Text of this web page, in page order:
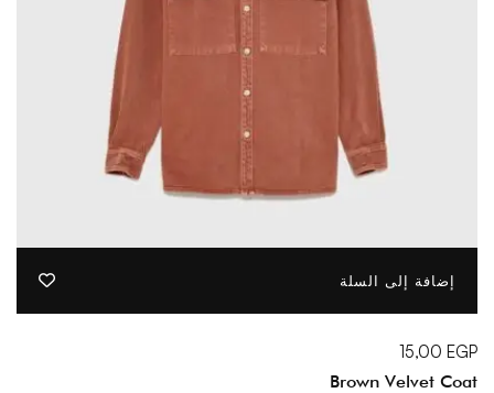
إضافة إلى السلة
15,00 EGP
Brown Velvet Coat